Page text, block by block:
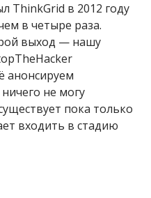
ThinkGrid в 2012 году
в четыре раза.
выход — нашу
анонсируем
не могу
пока только
входить в стадию